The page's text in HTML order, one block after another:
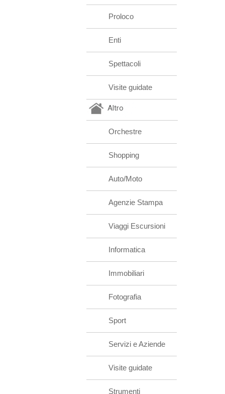
Proloco
Enti
Spettacoli
Visite guidate
Altro
Orchestre
Shopping
Auto/Moto
Agenzie Stampa
Viaggi Escursioni
Informatica
Immobiliari
Fotografia
Sport
Servizi e Aziende
Visite guidate
Strumenti